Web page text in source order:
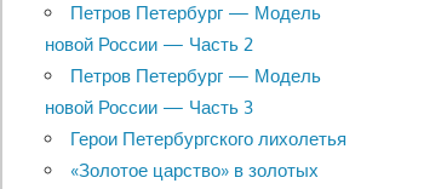
Петров Петербург — Модель
новой России — Часть 2
Петров Петербург — Модель
новой России — Часть 3
Герои Петербургского лихолетья
«Золотое царство» в золотых